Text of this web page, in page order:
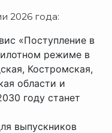
2026 года:
«Поступление в
режиме в
Костромская,
области и
году станет
выпускников